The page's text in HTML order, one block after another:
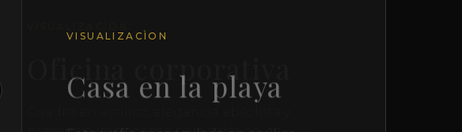
VISUALIZACÌON
Casa en la playa